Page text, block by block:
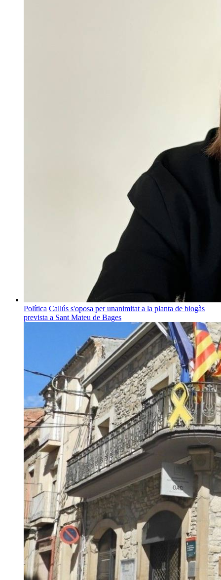
Política Callús s'oposa per unanimitat a la planta de biogàs
prevista a Sant Mateu de Bages